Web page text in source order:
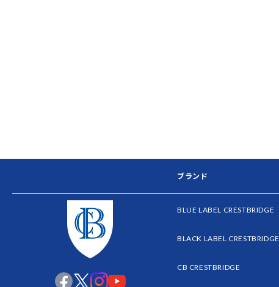
ブランド
BLUE LABEL CRESTBRIDGE
BLACK LABEL CRESTBRIDGE
CB CRESTBRIDGE